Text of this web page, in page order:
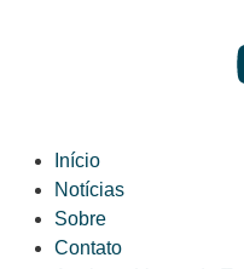
Início
Notícias
Sobre
Contato